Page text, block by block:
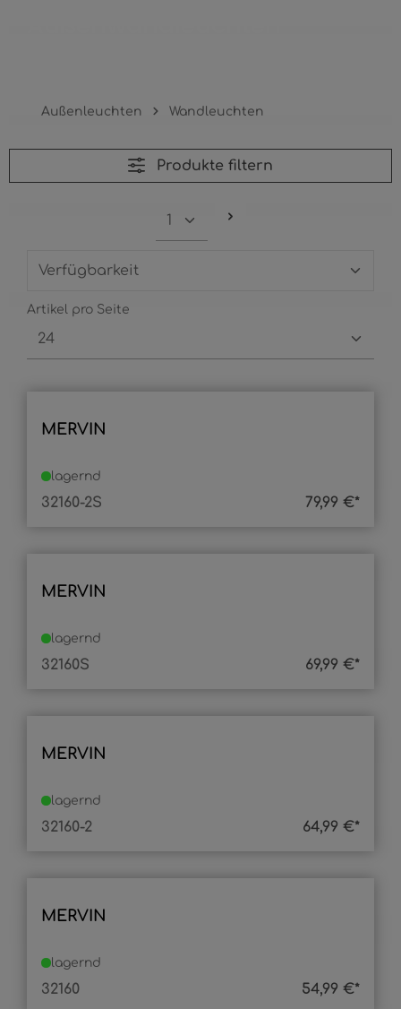
Außenleuchten Wandleuchten
Produkte filtern
Artikel pro Seite
MERVIN
32160-2S
lagernd
79,99 €*
MERVIN
32160S
lagernd
69,99 €*
MERVIN
32160-2
lagernd
64,99 €*
MERVIN
32160
lagernd
54,99 €*